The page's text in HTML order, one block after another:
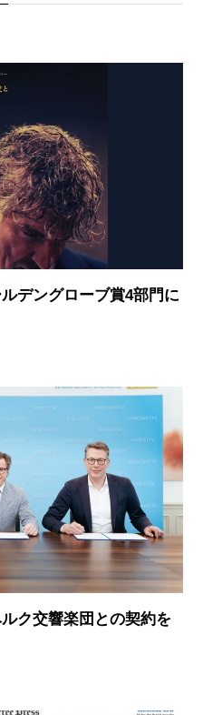
デングローブ賞4部門に
ク交響楽団との契約を